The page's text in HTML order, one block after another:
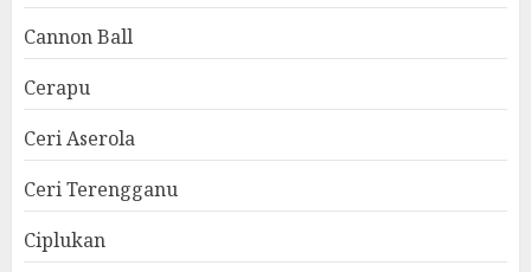
Cannon Ball
Cerapu
Ceri Aserola
Ceri Terengganu
Ciplukan